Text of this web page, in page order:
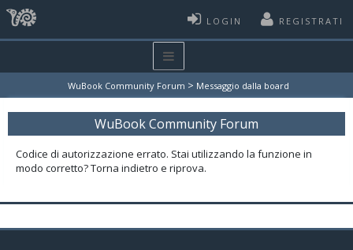
LOGIN REGISTRATI
WuBook Community Forum > Messaggio dalla board
WuBook Community Forum
Codice di autorizzazione errato. Stai utilizzando la funzione in
modo corretto? Torna indietro e riprova.